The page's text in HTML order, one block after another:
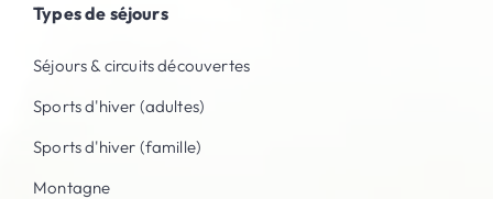
Types de séjours
Séjours & circuits découvertes
Sports d'hiver (adultes)
Sports d'hiver (famille)
Montagne